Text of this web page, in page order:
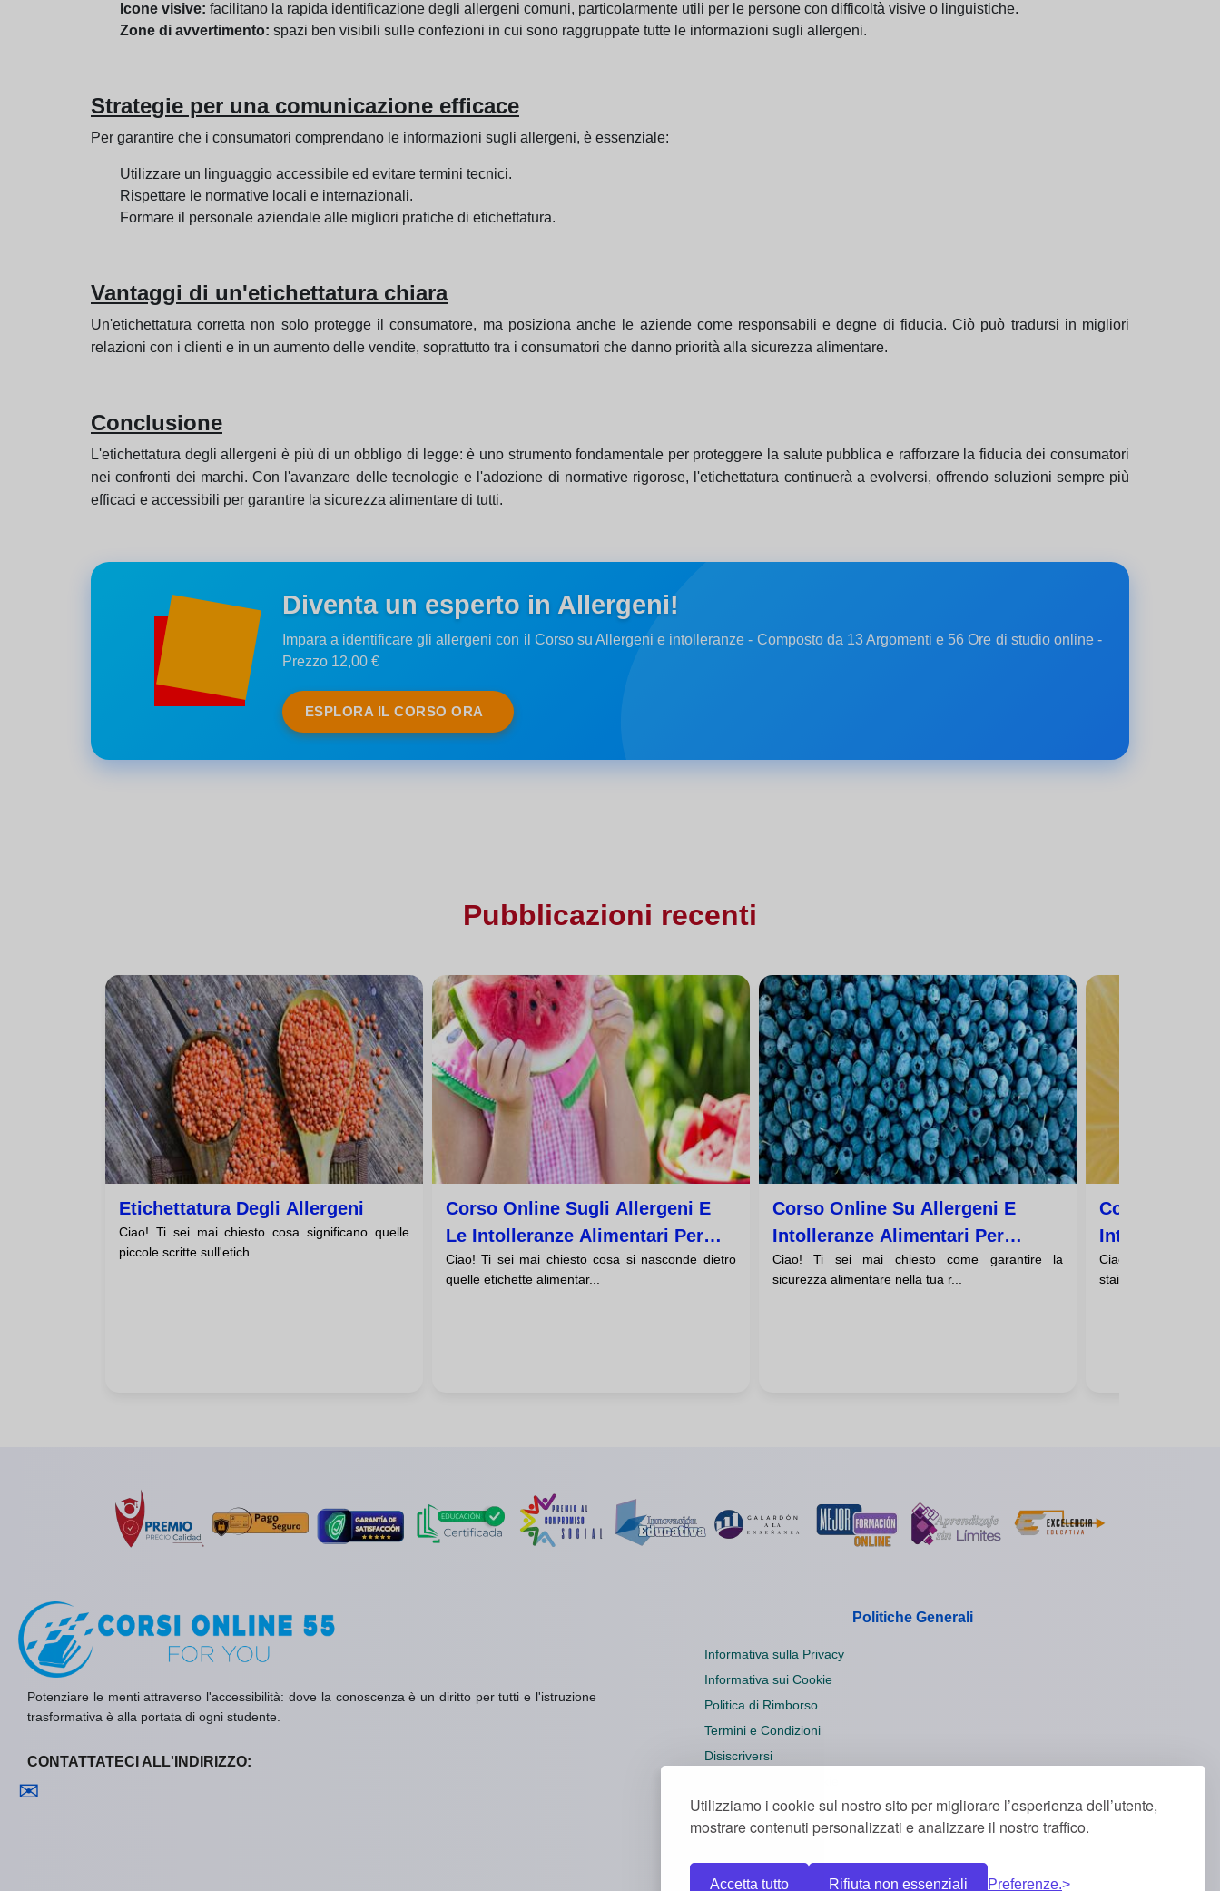
Utilizziamo i cookie sul nostro sito per migliorare l’esperienza dell’utente,
mostrare contenuti personalizzati e analizzare il nostro traffico.
Accetta tutto Rifiuta non essenziali Preferenze.
Icone visive: facilitano la rapida identificazione degli allergeni comuni, particolarmente utili per le persone con difficoltà visive o linguistiche.
Zone di avvertimento: spazi ben visibili sulle confezioni in cui sono raggruppate tutte le informazioni sugli allergeni.
Strategie per una comunicazione efficace
Per garantire che i consumatori comprendano le informazioni sugli allergeni, è essenziale:
Utilizzare un linguaggio accessibile ed evitare termini tecnici.
Rispettare le normative locali e internazionali.
Formare il personale aziendale alle migliori pratiche di etichettatura.
Vantaggi di un'etichettatura chiara
Un'etichettatura corretta non solo protegge il consumatore, ma posiziona anche le aziende come responsabili e degne di fiducia. Ciò può tradursi in migliori
relazioni con i clienti e in un aumento delle vendite, soprattutto tra i consumatori che danno priorità alla sicurezza alimentare.
Conclusione
L'etichettatura degli allergeni è più di un obbligo di legge: è uno strumento fondamentale per proteggere la salute pubblica e rafforzare la fiducia dei consumatori
nei confronti dei marchi. Con l'avanzare delle tecnologie e l'adozione di normative rigorose, l'etichettatura continuerà a evolversi, offrendo soluzioni sempre più
efficaci e accessibili per garantire la sicurezza alimentare di tutti.
Diventa un esperto in Allergeni!
Impara a identificare gli allergeni con il Corso su Allergeni e intolleranze - Composto da 13 Argomenti e 56 Ore di studio online -
Prezzo 12,00 €
ESPLORA IL CORSO ORA
Pubblicazioni recenti
Etichettatura Degli Allergeni
Ciao! Ti sei mai chiesto cosa significano quelle
piccole scritte sull'etich...
Corso Online Sugli Allergeni E
Le Intolleranze Alimentari Per
Principianti
Ciao! Ti sei mai chiesto cosa si nasconde dietro
quelle etichette alimentar...
Corso Online Su Allergeni E
Intolleranze Alimentari Per
Residenze
Ciao! Ti sei mai chiesto come garantire la
sicurezza alimentare nella tua r...
Corso Online
Intolleranze
Disoccupati
Ciao! Ti trovi in una
stai cercando un
Potenziare le menti attraverso l'accessibilità: dove la conoscenza è un diritto per tutti e l'istruzione
trasformativa è alla portata di ogni studente.
CONTATTATECI ALL'INDIRIZZO:
✉
Politiche Generali
Informativa sulla Privacy
Informativa sui Cookie
Politica di Rimborso
Termini e Condizioni
Disiscriversi